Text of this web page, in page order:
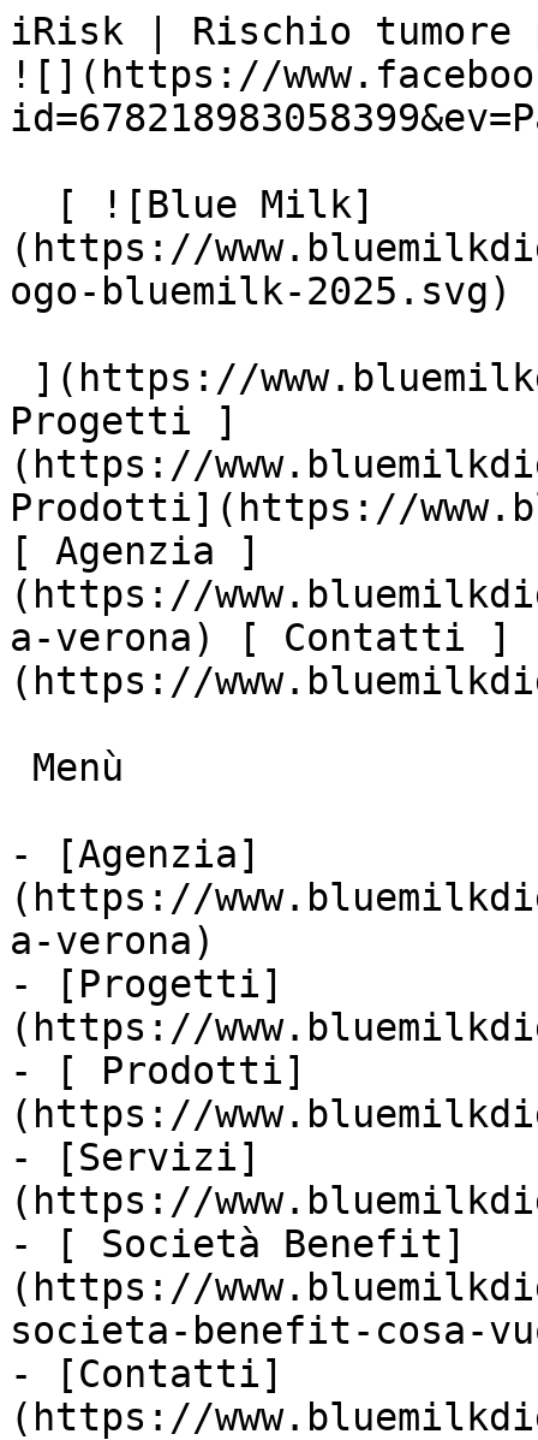
iRisk | Rischio
![](https://
(https://
ogo-bluemilk-2025.svg)
Progetti ]
(https://
Prodotti](https://
[ Agenzia ]
(https://
a-verona) [ Contatti ]
(https://
- [Agenzia]
(https://
a-verona)
- [Progetti]
(https://
- [ Prodotti]
(https://
- [Servizi]
(https://
- [ Società Benefit]
(https://
societa-benefit-cosa-
- [Contatti]
(https://